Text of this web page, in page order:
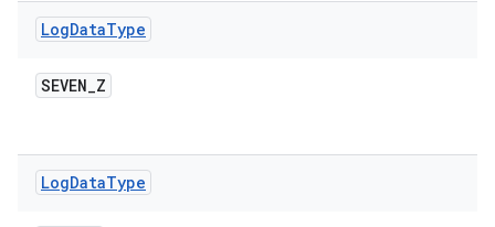
LogDataType
SEVEN_Z
LogDataType